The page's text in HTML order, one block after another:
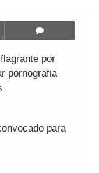
por
pornografia
para